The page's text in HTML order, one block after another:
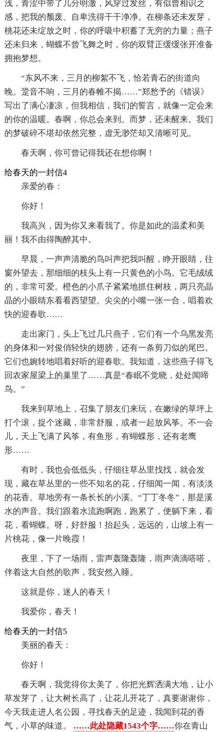
浅，青涩中带了几分明澈，风穿过发丝，有似曾相识之
感，把我的颓废、自卑洗得干干净净。在柳条还未发芽，
桃花还未绽放之时，你的呼吸中积蓄了无穷的力量；燕子
还未归来，蝴蝶不曾飞舞之时，你的双臂正缓缓张开准备
拥抱梦想。
“东风不来，三月的柳絮不飞，恰若青石的街道向
晚。跫音不响，三月的春帷不揭……”郑愁予的《错误》
写出了满心凄凉，但我相信，我们的誓言，就像一定会来
的你的温暖。春啊，你总会来到。而梦，还未醒来。我们
的梦破碎不堪却依然完整，虚无渺茫却又清晰可见。
春天啊，你可曾记得我还在想你啊！
给春天的一封信4
亲爱的春：
你好！
我高兴，因为你又来看我了。你是如此的温柔和美
丽！我不由得陶醉其中。
早晨，一声声清脆的鸟叫声把我叫醒，睁开眼睛，往
窗外望去，那细细的枝头上有一只黄色的小鸟。它毛绒绒
的，非常可爱。橙色的小爪子紧紧地抓住树枝，两只亮晶
晶的小眼睛东看看西望望。尖尖的小嘴一张一合，唱着欢
快的迎春歌……
走出家门，头上飞过几只燕子，它们有一个乌黑发亮
的身体和一对俊俏轻快的翅膀，还有一条剪刀似的尾巴。
它们也婉转地唱着好听的迎春歌。我知道，这些燕子得飞
回农家屋梁上的巢里了……真是“春眠不觉晓，处处闻啼
鸟。”
我来到草地上，召集了朋友们来玩，在嫩绿的草坪上
打个滚，捉个迷藏，非常舒服，或者一起放风筝。不一会
儿，天上飞满了风筝，有鱼形，有蝴蝶形，还有老鹰
形……
有时，我也会低低头，仔细往草丛里找找，就会发
现，藏在草丛里的一些不知名的花，仔细闻一闻，有淡淡
的花香。草地旁有一条长长的小溪。“丁丁冬冬”，那是溪
水的声音。我们跟着水流跑啊跑，跑累了，便躺下来，看
花，看蝴蝶。呀，好舒服！抬起头，远远的，山坡上有一
片桃花，像一片晚霞！
夜里，下了一场雨，雷声轰隆轰隆，雨声滴滴嗒嗒，
伴着这大自然的歌声，我安然入睡。
这就是你，迷人的春天！
我爱你，春天！
给春天的一封信5
美丽的春天：
你好！
春天啊，我觉得你太美了，你把光辉洒满大地，让小
草发芽了，让大树长高了，让花儿开花了，真要谢谢你，
今天我走进人名公园，寻找春天的足迹，我闻到花的香
气，小草的味道。 ……此处隐藏1543个字……你在青山